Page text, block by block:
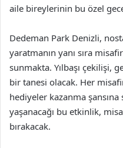
aile bireylerinin bu özel
Dedeman Park Denizli,
yaratmanın yanı sıra
sunmakta. Yılbaşı çekilişi,
bir tanesi olacak. Her
hediyeler kazanma
yaşanacağı bu etkinlik,
bırakacak.